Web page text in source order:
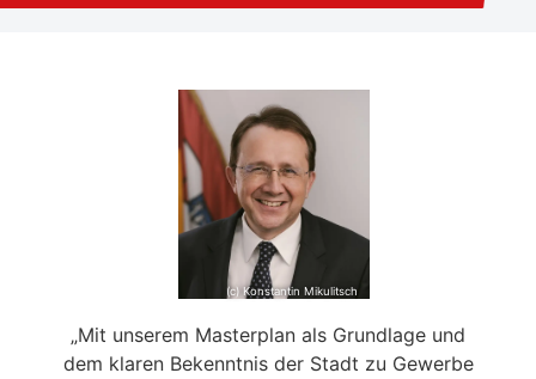
„Mit unserem Masterplan als Grundlage und
dem klaren Bekenntnis der Stadt zu Gewerbe
(c) Konstantin Mikulitsch